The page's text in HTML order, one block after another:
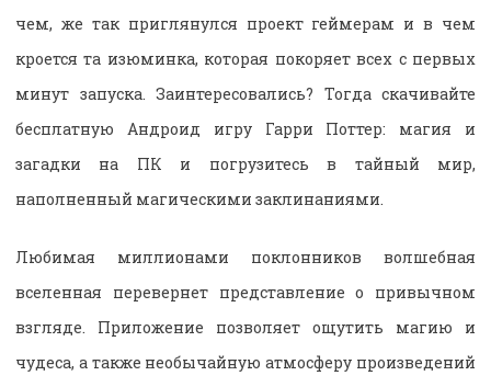
чем, же так приглянулся проект геймерам и в чем
кроется та изюминка, которая покоряет всех с первых
минут запуска. Заинтересовались? Тогда скачивайте
бесплатную Андроид игру Гарри Поттер: магия и
загадки на ПК и погрузитесь в тайный мир,
наполненный магическими заклинаниями.
Любимая миллионами поклонников волшебная
вселенная перевернет представление о привычном
взгляде. Приложение позволяет ощутить магию и
чудеса, а также необычайную атмосферу произведений